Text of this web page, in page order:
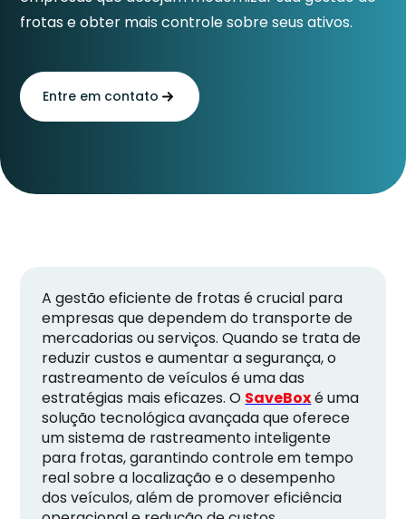
frotas e obter mais controle sobre seus ativos.
Entre em contato
A gestão eficiente de frotas é crucial para
empresas que dependem do transporte de
mercadorias ou serviços. Quando se trata de
reduzir custos e aumentar a segurança, o
rastreamento de veículos é uma das
estratégias mais eficazes. O SaveBoxé uma
solução tecnológica avançada que oferece
um sistema de rastreamento inteligente
para frotas, garantindo controle em tempo
real sobre a localização e o desempenho
dos veículos, além de promover eficiência